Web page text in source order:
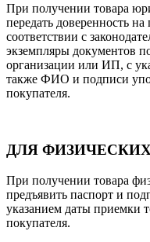
При получении товара
передать доверенность
соответствии с
экземпляры документов
организации или ИП, с
также ФИО и подписи
покупателя.
ДЛЯ
При получении товара
предъявить паспорт и
указанием даты приемки
покупателя.